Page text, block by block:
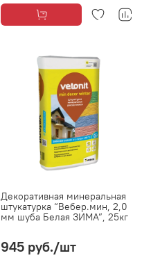
Декоративная минеральная
штукатурка “Вебер.мин, 2,0
мм шуба Белая ЗИМА”, 25кг
945 руб./шт